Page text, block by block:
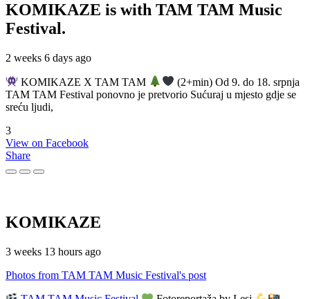
KOMIKAZE is with TAM TAM Music
Festival.
2 weeks 6 days ago
KOMIKAZE X TAM TAM
(2+min) Od 9. do 18. srpnja
TAM TAM Festival ponovno je pretvorio Sućuraj u mjesto gdje se
sreću ljudi,
3
View on Facebook
Share
KOMIKAZE
3 weeks 13 hours ago
Photos from TAM TAM Music Festival's post